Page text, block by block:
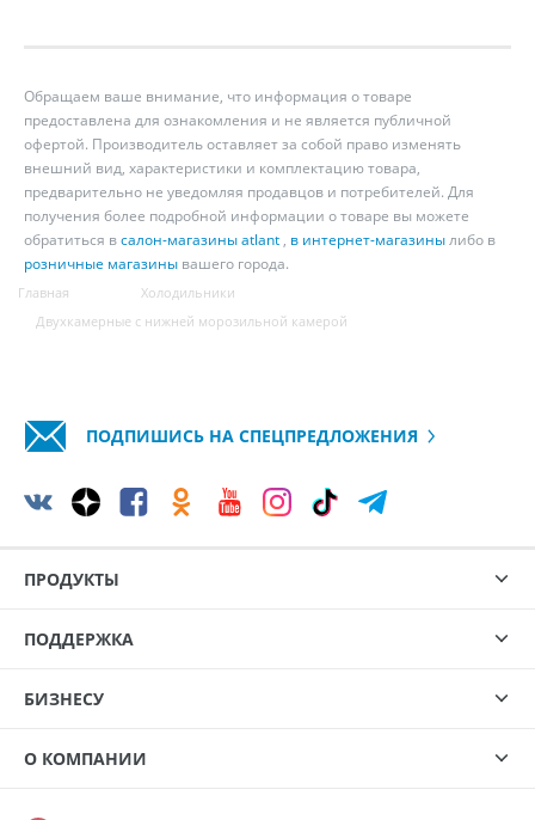
Обращаем ваше внимание, что информация о товаре
предоставлена для ознакомления и не является публичной
офертой. Производитель оставляет за собой право изменять
внешний вид, характеристики и комплектацию товара,
предварительно не уведомляя продавцов и потребителей. Для
получения более подробной информации о товаре вы можете
обратиться всалон-магазины atlant , в интернет-магазинылибо в
розничные магазины вашего города.
Главная
Холодильники
Двухкамерные с нижней морозильной камерой
ПОДПИШИСЬ НА СПЕЦПРЕДЛОЖЕНИЯ
ПРОДУКТЫ
ПОДДЕРЖКА
БИЗНЕСУ
О КОМПАНИИ